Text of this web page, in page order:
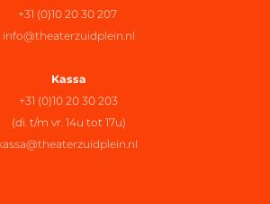
+31 (0)10 20 30 207
info@theaterzuidplein.nl
Kassa
+31 (0)10 20 30 203
(di. t/m vr. 14u tot 17u)